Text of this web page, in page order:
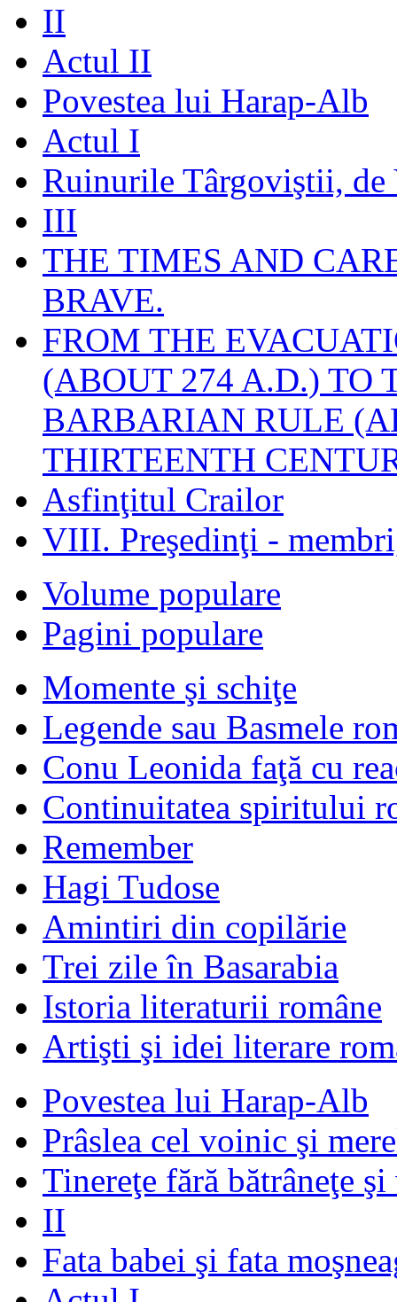
II
Actul II
Povestea lui Harap-Alb
Actul I
Ruinurile Târgoviştii, de
III
THE TIMES AND
BRAVE.
FROM THE
(ABOUT 274 A.D.) TO
BARBARIAN RULE
THIRTEENTH
Asfinţitul Crailor
VIII. Preşedinţi -
Volume populare
Pagini populare
Momente şi schiţe
Legende sau Basmele
Conu Leonida faţă cu
Continuitatea spiritului
Remember
Hagi Tudose
Amintiri din copilărie
Trei zile în Basarabia
Istoria literaturii române
Artişti şi idei literare
Povestea lui Harap-Alb
Prâslea cel voinic şi
Tinereţe fără bătrâneţe
II
Fata babei şi fata